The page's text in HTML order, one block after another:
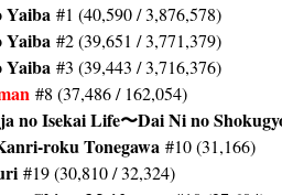
Yaiba #1 (40,590 / 3,876,578)
Yaiba #2 (39,651 / 3,771,379)
Yaiba #3 (39,443 / 3,716,376)
#8 (37,486 / 162,054)
no Isekai Life〜Dai Ni no
roku Tonegawa #10 (31,166)
#19 (30,810 / 32,324)